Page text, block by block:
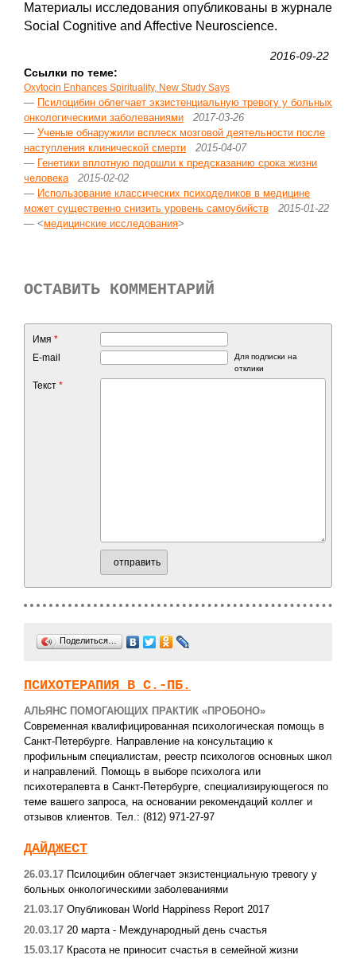
Материалы исследования опубликованы в журнале
Social Cognitive and Affective Neuroscience.
2016-09-22
Ссылки по теме:
Oxytocin Enhances Spirituality, New Study Says
— Псилоцибин облегчает экзистенциальную тревогу у больных
онкологическими заболеваниями
2017-03-26
— Ученые обнаружили всплеск мозговой деятельности после
наступления клинической смерти
2015-04-07
— Генетики вплотную подошли к предсказанию срока жизни
человека
2015-02-02
— Использование классических психоделиков в медицине
может существенно снизить уровень самоубийств
2015-01-22
— <медицинские исследования>
ОСТАВИТЬ КОММЕНТАРИЙ
Имя *
E-mail
Для подписки на
отклики
Текст *
отправить
Поделиться…
ПСИХОТЕРАПИЯ В С.-ПБ.
АЛЬЯНС ПОМОГАЮЩИХ ПРАКТИК «ПРОБОНО»
Современная квалифицированная психологическая помощь в
Санкт-Петербурге. Направление на консультацию к
профильным специалистам, реестр психологов основных школ
и направлений. Помощь в выборе психолога или
психотерапевта в Санкт-Петербурге, специализирующегося по
теме вашего запроса, на основании рекомендаций коллег и
отзывов клиентов. Тел.: (812) 971-27-97
ДАЙДЖЕСТ
26.03.17 Псилоцибин облегчает экзистенциальную тревогу у
больных онкологическими заболеваниями
21.03.17 Опубликован World Happiness Report 2017
20.03.17 20 марта - Международный день счастья
15.03.17 Красота не приносит счастья в семейной жизни